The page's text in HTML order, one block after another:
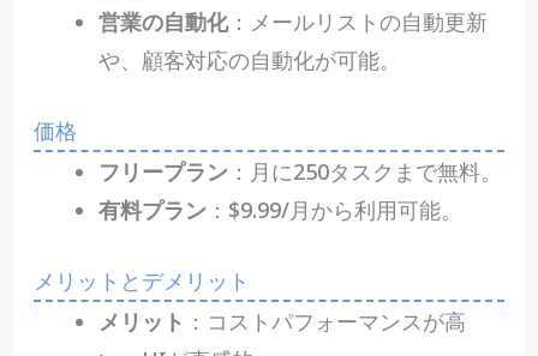
営業の自動化：メールリストの自動更新
や、顧客対応の自動化が可能。
価格
フリープラン ：月に250タスクまで無料。
有料プラン ：$9.99/月から利用可能。
メリットとデメリット
メリット ：コストパフォーマンスが高